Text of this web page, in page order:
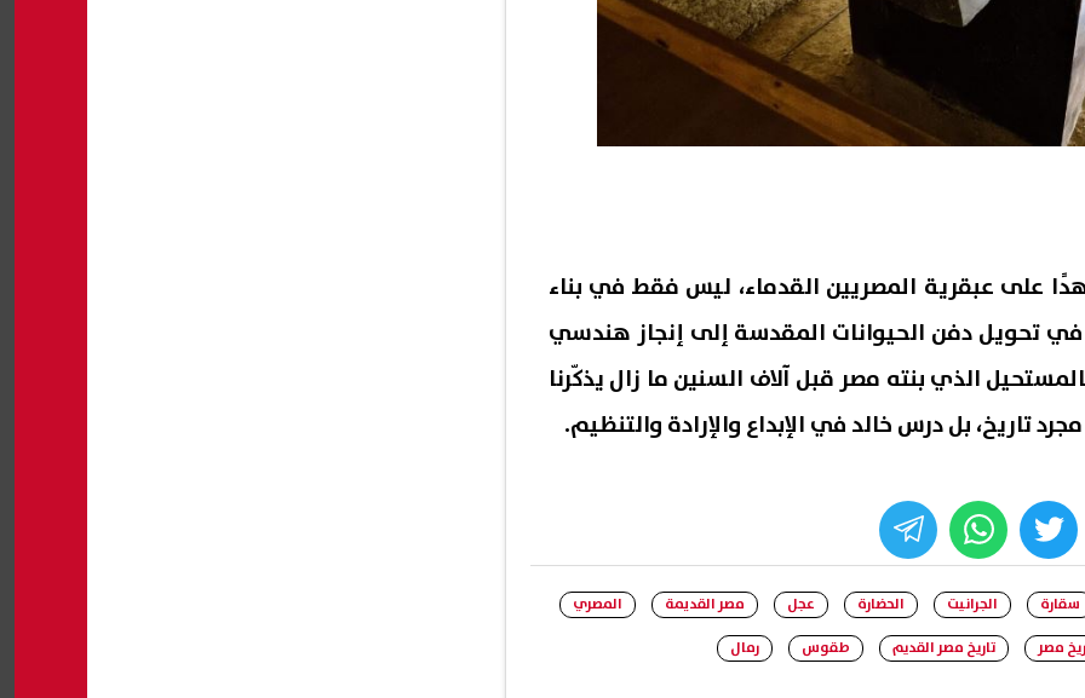
على عبقرية المصريين القدماء، ليس فقط في بناء
في تحويل دفن الحيوانات المقدسة إلى إنجاز هندسي
الذي بنته مصر قبل آلاف السنين ما زال يذكّرنا
تاريخ، بل درس خالد في الإبداع والإرادة والتنظيم.
twitter
whats
سقارة الجرانيت الحضارة عجل مصر القديمة
المصري
مصر تاريخ مصر القديم طقوس رمال